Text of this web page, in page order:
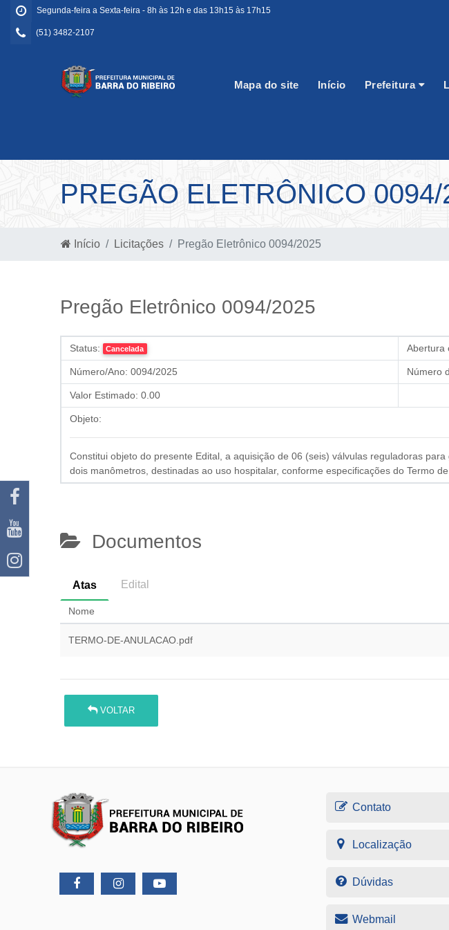
Segunda-feira a Sexta-feira - 8h às 12h e das 13h15 às 17h15
(51) 3482-2107
Mapa do site Início Prefeitura
PREGÃO ELETRÔNICO 0094/
Início Licitações Pregão Eletrônico 0094/2025
Pregão Eletrônico 0094/2025
Status: Cancelada Abertura
Número/Ano: 0094/2025 Número
Valor Estimado: 0.00
Objeto:
Constitui objeto do presente Edital, a aquisição de 06 (seis) válvulas reguladoras
dois manômetros, destinadas ao uso hospitalar, conforme especificações do Termo
Documentos
Atas Edital
Nome
TERMO-DE-ANULACAO.pdf
VOLTAR
Contato
Localização
Dúvidas
Webmail